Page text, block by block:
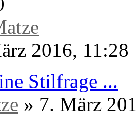
Vorsicht mit
!
» 20. Mai